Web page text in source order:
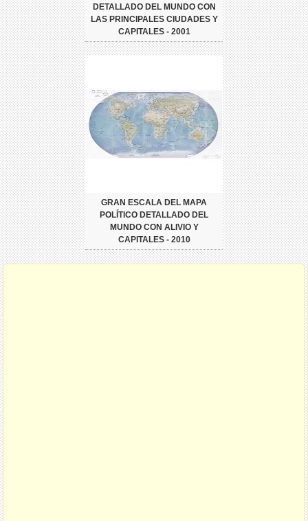
DETALLADO DEL MUNDO CON
LAS PRINCIPALES CIUDADES Y
CAPITALES - 2001
GRAN ESCALA DEL MAPA
POLÍTICO DETALLADO DEL
MUNDO CON ALIVIO Y
CAPITALES - 2010